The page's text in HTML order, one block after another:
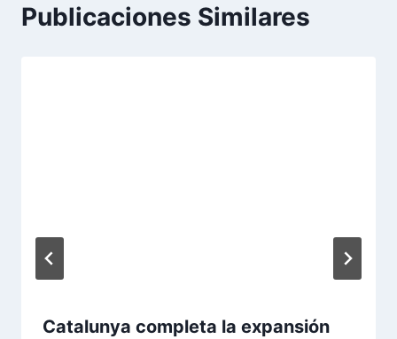
Publicaciones Similares
Catalunya completa la expansión